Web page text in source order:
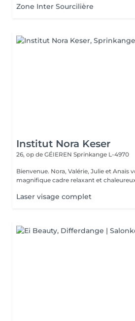
Zone Inter Sourcilière
Institut Nora Keser
26, op de GÉIEREN Sprinkange L-4970
Bienvenue. Nora, Valérie, Julie et Anaïs vous accueillent dans un
magnifique cadre relaxant et
Laser visage complet